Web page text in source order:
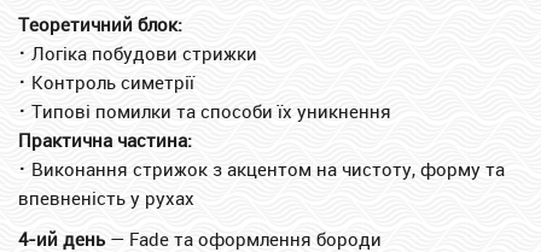
Теоретичний блок:
⠂ Логіка побудови стрижки
⠂ Контроль симетрії
⠂ Типові помилки та способи їх уникнення
Практична частина:
⠂ Виконання стрижок з акцентом на чистоту, форму та
впевненість у рухах
4-ий день— Fade та оформлення бороди